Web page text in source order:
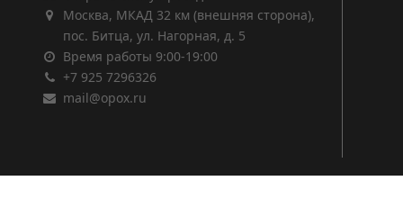
Москва, МКАД 32 км (внешняя сторона),
пос. Битца, ул. Нагорная, д. 5
Время работы 9:00-19:00
+7 925 7296326
mail@opox.ru